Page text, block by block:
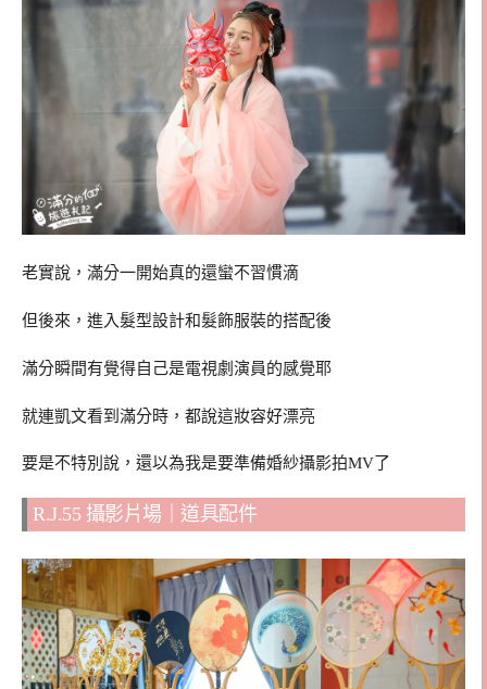
老實說，滿分一開始真的還蠻不習慣滴
但後來，進入髮型設計和髮飾服裝的搭配後
滿分瞬間有覺得自己是電視劇演員的感覺耶
就連凱文看到滿分時，都說這妝容好漂亮
要是不特別說，還以為我是要準備婚紗攝影拍MV了
R.J.55 攝影片場｜道具配件